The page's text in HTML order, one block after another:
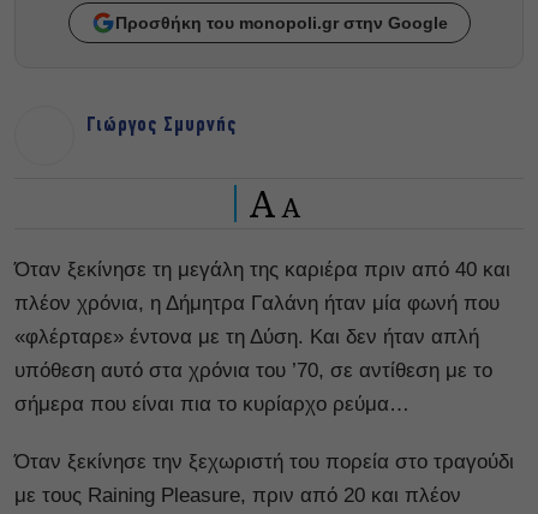
Προσθήκη του monopoli.gr στην Google
Γιώργος Σμυρνής
A A
Όταν ξεκίνησε τη μεγάλη της καριέρα πριν από 40 και
πλέον χρόνια, η Δήμητρα Γαλάνη ήταν μία φωνή που
«φλέρταρε» έντονα με τη Δύση. Και δεν ήταν απλή
υπόθεση αυτό στα χρόνια του ’70, σε αντίθεση με το
σήμερα που είναι πια το κυρίαρχο ρεύμα…
Όταν ξεκίνησε την ξεχωριστή του πορεία στο τραγούδι
με τους Raining Pleasure, πριν από 20 και πλέον